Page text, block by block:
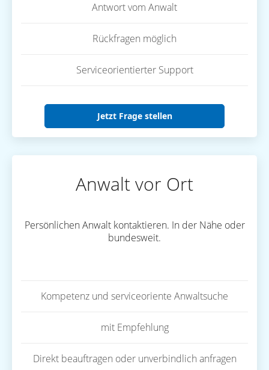
Antwort vom Anwalt
Rückfragen möglich
Serviceorientierter Support
Jetzt Frage stellen
Anwalt vor Ort
Persönlichen Anwalt kontaktieren. In der Nähe oder
bundesweit.
Kompetenz und serviceoriente Anwaltsuche
mit Empfehlung
Direkt beauftragen oder unverbindlich anfragen